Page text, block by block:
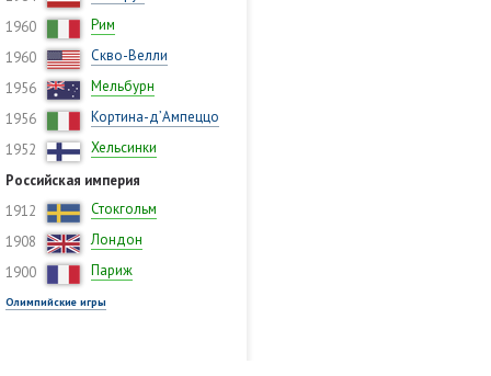
1960
Рим
1960
Скво-Велли
1956
Мельбурн
1956
Кортина-д’Ампеццо
1952
Хельсинки
Российская империя
1912
Стокгольм
1908
Лондон
1900
Париж
Олимпийские игры